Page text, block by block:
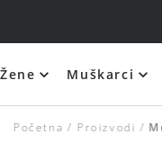
Žene Muškarci
Proizvodi
Početna